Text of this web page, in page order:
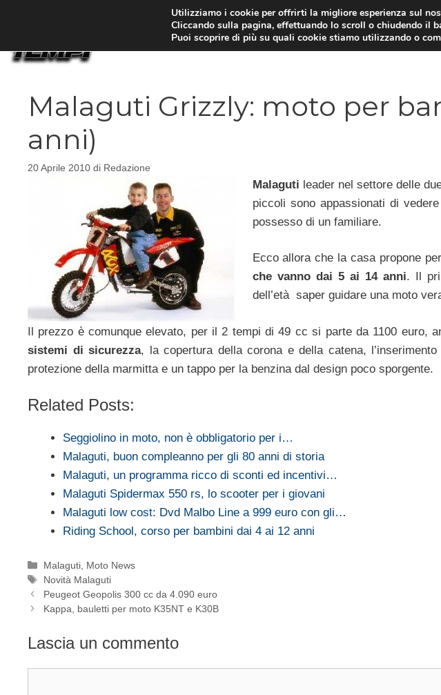
Malaguti Grizzly: moto per
anni)
20 Aprile 2010 di Redazione
Malaguti leader nel settore delle
piccoli sono appassionati di
possesso di un familiare.
Ecco allora che la casa propone
che vanno dai 5 ai 14 anni. Il
dell’età saper guidare una moto
Il prezzo è comunque elevato, per il 2 tempi di 49 cc si parte da 1100 euro,
sistemi di sicurezza, la copertura della corona e della catena,
protezione della marmitta e un tappo per la benzina dal design poco sporgente.
Related Posts:
Seggiolino in moto, non è obbligatorio per i…
Malaguti, buon compleanno per gli 80 anni di storia
Malaguti, un programma ricco di sconti ed incentivi…
Malaguti Spidermax 550 rs, lo scooter per i giovani
Malaguti low cost: Dvd Malbo Line a 999 euro con gli…
Riding School, corso per bambini dai 4 ai 12 anni
Categorie
Malaguti Moto News
Tag
Novità Malaguti
Peugeot Geopolis 300 cc da 4.090 euro
Kappa, bauletti per moto K35NT e K30B
Lascia un commento
Utilizziamo i cookie per offrirti la migliore esperienza sul
Cliccando sulla pagina, effettuando lo scroll o chiudendo il
Puoi scoprire di più su quali cookie stiamo utilizzando o